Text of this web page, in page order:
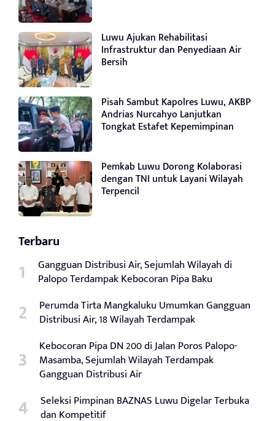
Luwu Ajukan Rehabilitasi
Infrastruktur dan Penyediaan Air
Bersih
Pisah Sambut Kapolres Luwu, AKBP
Andrias Nurcahyo Lanjutkan
Tongkat Estafet Kepemimpinan
Pemkab Luwu Dorong Kolaborasi
dengan TNI untuk Layani Wilayah
Terpencil
Terbaru
Gangguan Distribusi Air, Sejumlah Wilayah di
Palopo Terdampak Kebocoran Pipa Baku
Perumda Tirta Mangkaluku Umumkan Gangguan
Distribusi Air, 18 Wilayah Terdampak
Kebocoran Pipa DN 200 di Jalan Poros Palopo-
Masamba, Sejumlah Wilayah Terdampak
Gangguan Distribusi Air
Seleksi Pimpinan BAZNAS Luwu Digelar Terbuka
dan Kompetitif